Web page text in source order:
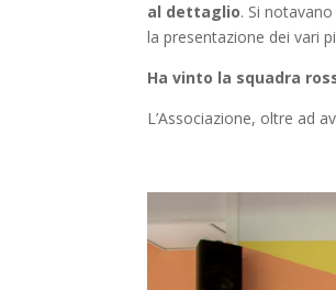
al dettaglio. Si
la presentazione dei vari
Ha vinto la squadra
L’Associazione, oltre ad